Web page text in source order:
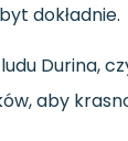
dokładnie.
Durina,
aby